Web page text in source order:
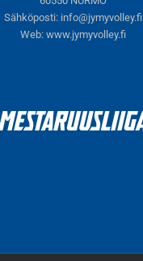
Sähköposti: info@jymyvolley.fi
Web: www.jymyvolley.fi